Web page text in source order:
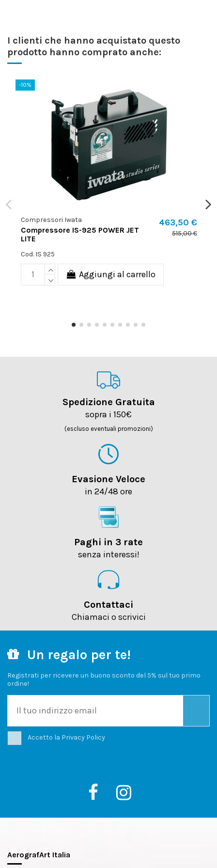
I clienti che hanno acquistato questo
prodotto hanno comprato anche:
-10%
Compressori Iwata
Compressore IS-925 POWER JET
LITE
463,50 €
515,00 €
Cod. IS 925
Aggiungi al carrello
Spedizione Gratuita
sopra i 150€
(escluso eventuali promozioni)
Evasione Veloce
in 24/48 ore
Paghi in 3 rate
senza interessi!
Contattaci
Chiamaci o scrivici
Un regalo per te!
Registrati per ricevere un buono sconto del 5% sul tuo primo
ordine!
Accetto la Privacy Policy
AerografArt Italia